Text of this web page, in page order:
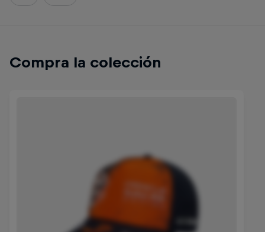
Compra la colección